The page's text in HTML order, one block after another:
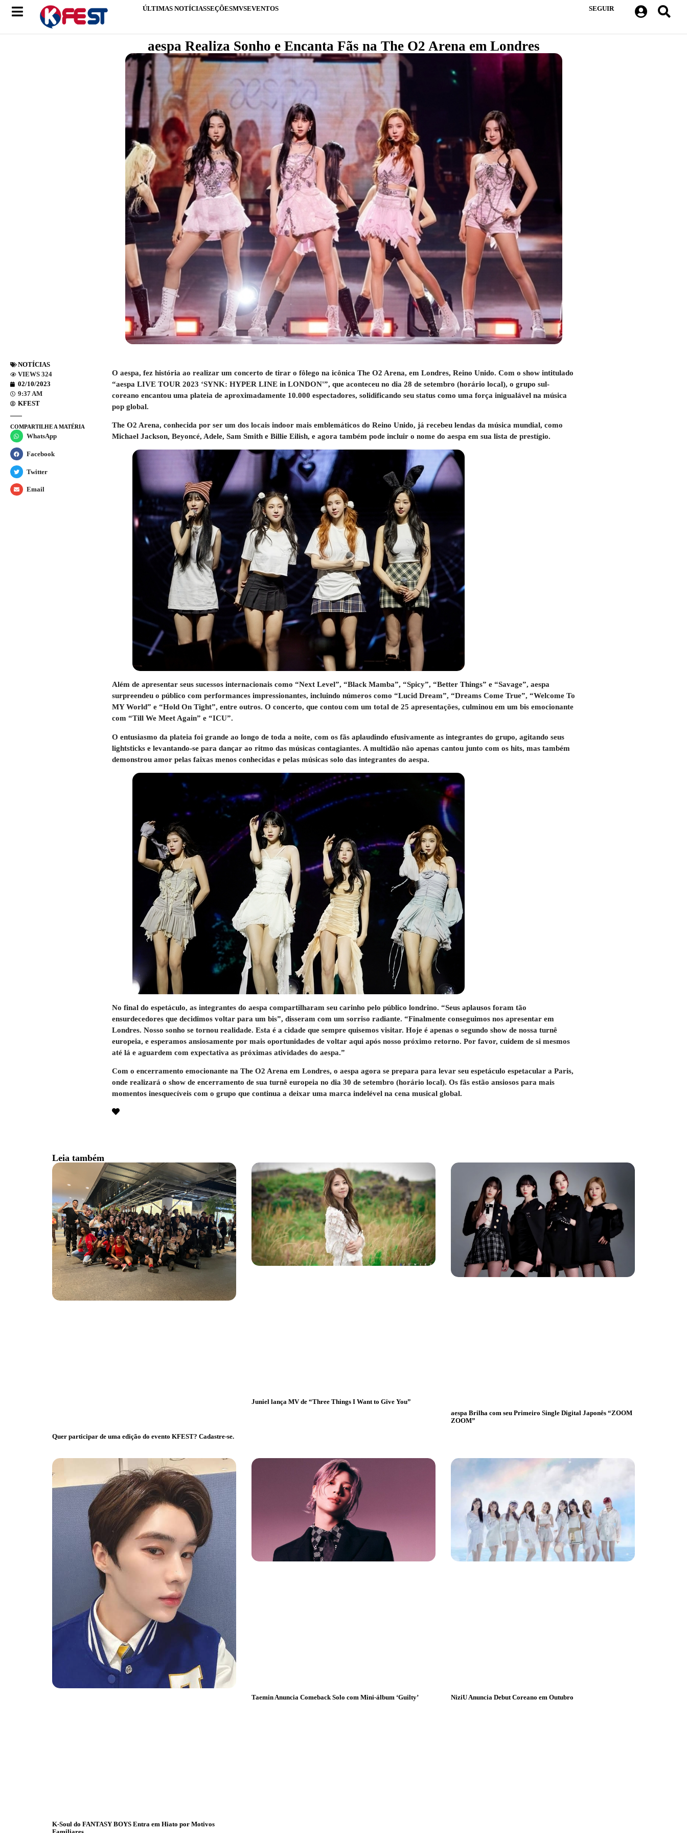
ÚLTIMAS NOTÍCIASSEÇÕESMVSEVENTOS SEGUIR
aespa Realiza Sonho e Encanta Fãs na The O2 Arena em Londres
NOTÍCIAS
VIEWS 324
02/10/2023
9:37 AM
KFEST
COMPARTILHE A MATÉRIA
WhatsApp
Facebook
Twitter
Email
O aespa, fez história ao realizar um concerto de tirar o fôlego na icônica The O2 Arena, em Londres, Reino Unido. Com o show intitulado
“aespa LIVE TOUR 2023 ‘SYNK: HYPER LINE in LONDON'”, que aconteceu no dia 28 de setembro (horário local), o grupo sul-
coreano encantou uma plateia de aproximadamente 10.000 espectadores, solidificando seu status como uma força inigualável na música
pop global.
The O2 Arena, conhecida por ser um dos locais indoor mais emblemáticos do Reino Unido, já recebeu lendas da música mundial, como
Michael Jackson, Beyoncé, Adele, Sam Smith e Billie Eilish, e agora também pode incluir o nome do aespa em sua lista de prestígio.
Além de apresentar seus sucessos internacionais como “Next Level”, “Black Mamba”, “Spicy”, “Better Things” e “Savage”, aespa
surpreendeu o público com performances impressionantes, incluindo números como “Lucid Dream”, “Dreams Come True”, “Welcome To
MY World” e “Hold On Tight”, entre outros. O concerto, que contou com um total de 25 apresentações, culminou em um bis emocionante
com “Till We Meet Again” e “ICU”.
O entusiasmo da plateia foi grande ao longo de toda a noite, com os fãs aplaudindo efusivamente as integrantes do grupo, agitando seus
lightsticks e levantando-se para dançar ao ritmo das músicas contagiantes. A multidão não apenas cantou junto com os hits, mas também
demonstrou amor pelas faixas menos conhecidas e pelas músicas solo das integrantes do aespa.
No final do espetáculo, as integrantes do aespa compartilharam seu carinho pelo público londrino. “Seus aplausos foram tão
ensurdecedores que decidimos voltar para um bis”, disseram com um sorriso radiante. “Finalmente conseguimos nos apresentar em
Londres. Nosso sonho se tornou realidade. Esta é a cidade que sempre quisemos visitar. Hoje é apenas o segundo show de nossa turnê
europeia, e esperamos ansiosamente por mais oportunidades de voltar aqui após nosso próximo retorno. Por favor, cuidem de si mesmos
até lá e aguardem com expectativa as próximas atividades do aespa.”
Com o encerramento emocionante na The O2 Arena em Londres, o aespa agora se prepara para levar seu espetáculo espetacular a Paris,
onde realizará o show de encerramento de sua turnê europeia no dia 30 de setembro (horário local). Os fãs estão ansiosos para mais
momentos inesquecíveis com o grupo que continua a deixar uma marca indelével na cena musical global.
Leia também
Quer participar de uma edição do evento KFEST? Cadastre-se.
Juniel lança MV de “Three Things I Want to Give You”
aespa Brilha com seu Primeiro Single Digital Japonês “ZOOM
ZOOM”
K-Soul do FANTASY BOYS Entra em Hiato por Motivos
Taemin Anuncia Comeback Solo com Mini-álbum ‘Guilty’ NiziU Anuncia Debut Coreano em Outubro